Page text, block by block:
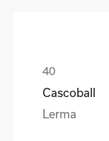
Cascoball
Lerma